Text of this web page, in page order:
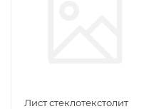
Лист стеклотекстолит